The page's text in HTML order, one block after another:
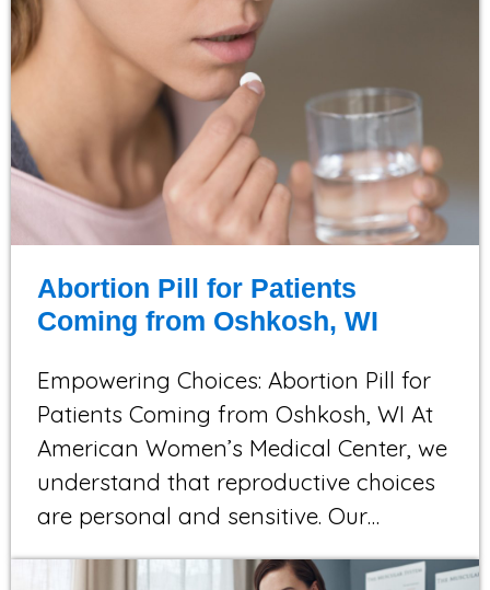
Abortion Pill for Patients
Coming from Oshkosh, WI
Empowering Choices: Abortion Pill for
Patients Coming from Oshkosh, WI At
American Women’s Medical Center, we
understand that reproductive choices
are personal and sensitive. Our…